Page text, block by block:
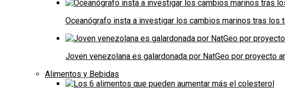
Oceanógrafo insta a investigar los cambios marinos tras los
Joven venezolana es galardonada por NatGeo por proyecto
Alimentos y Bebidas